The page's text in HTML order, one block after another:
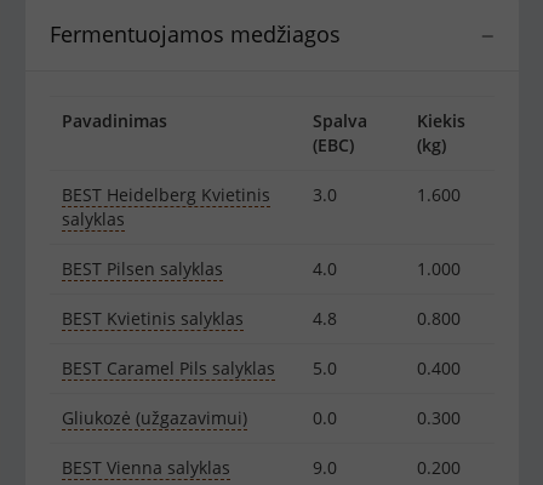
−
Fermentuojamos medžiagos
Pavadinimas
Spalva
(EBC)
Kiekis
(kg)
BEST Heidelberg Kvietinis
salyklas
3.0 1.600
BEST Pilsen salyklas 4.0 1.000
BEST Kvietinis salyklas 4.8 0.800
BEST Caramel Pils salyklas 5.0 0.400
Gliukozė (užgazavimui) 0.0 0.300
BEST Vienna salyklas 9.0 0.200